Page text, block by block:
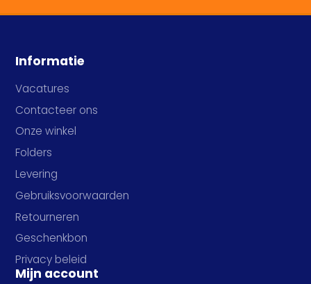
in
Informatie
Vacatures
Contacteer ons
Onze winkel
Folders
Levering
Gebruiksvoorwaarden
Retourneren
Geschenkbon
Privacy beleid
Mijn account